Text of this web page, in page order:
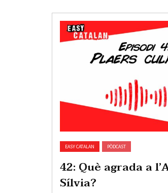
EASY CATALAN PÒDCAST
42: Què agrada a
Sílvia?